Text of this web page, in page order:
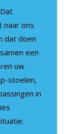
naar ons
dat doen
een
uw
stoelen,
in